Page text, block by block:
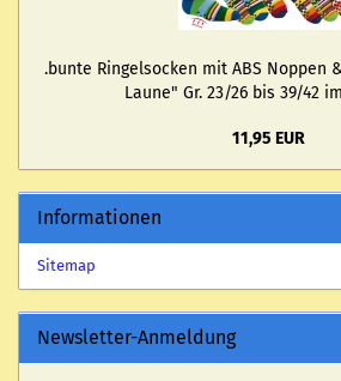
.bunte Rin­gel­so­cken mit ABS Nop­pen
Laune" Gr. 23/26 bis 39/42
11,95 EUR
Informationen
Sitemap
Newsletter-Anmeldung